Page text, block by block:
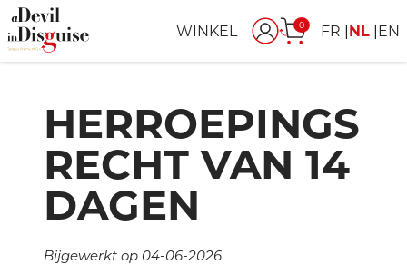
WINKEL 0 FR NL EN
HERROEPINGS
RECHT VAN 14
DAGEN
Bijgewerkt op 04-06-2026